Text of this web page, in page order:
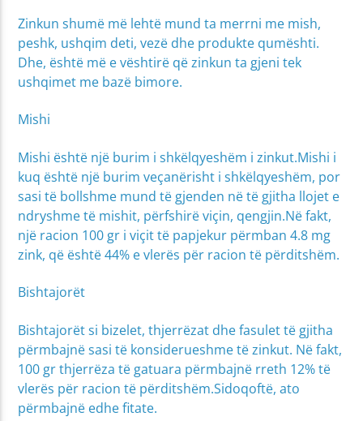
Zinkun shumë më lehtë mund ta merrni me mish,
peshk, ushqim deti, vezë dhe produkte qumështi.
Dhe, është më e vështirë që zinkun ta gjeni tek
ushqimet me bazë bimore.
Mishi
Mishi është një burim i shkëlqyeshëm i zinkut.Mishi i
kuq është një burim veçanërisht i shkëlqyeshëm, por
sasi të bollshme mund të gjenden në të gjitha llojet e
ndryshme të mishit, përfshirë viçin, qengjin.Në fakt,
një racion 100 gr i viçit të papjekur përmban 4.8 mg
zink, që është 44% e vlerës për racion të përditshëm.
Bishtajorët
Bishtajorët si bizelet, thjerrëzat dhe fasulet të gjitha
përmbajnë sasi të konsiderueshme të zinkut. Në fakt,
100 gr thjerrëza të gatuara përmbajnë rreth 12% të
vlerës për racion të përditshëm.Sidoqoftë, ato
përmbajnë edhe fitate.